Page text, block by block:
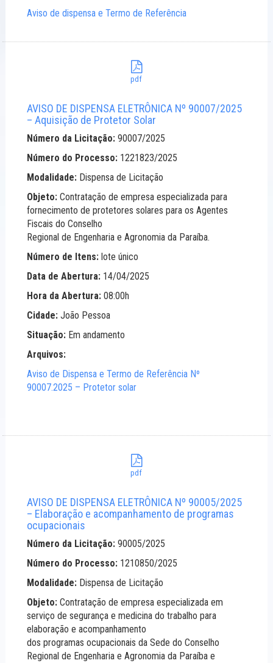
Aviso de dispensa e Termo de Referência
pdf
AVISO DE DISPENSA ELETRÔNICA Nº 90007/2025
– Aquisição de Protetor Solar
Número da Licitação: 90007/2025
Número do Processo: 1221823/2025
Modalidade: Dispensa de Licitação
Objeto: Contratação de empresa especializada para
fornecimento de protetores solares para os Agentes
Fiscais do Conselho
Regional de Engenharia e Agronomia da Paraíba.
Número de Itens: lote único
Data de Abertura: 14/04/2025
Hora da Abertura: 08:00h
Cidade: João Pessoa
Situação: Em andamento
Arquivos:
Aviso de Dispensa e Termo de Referência Nº
90007.2025 – Protetor solar
pdf
AVISO DE DISPENSA ELETRÔNICA Nº 90005/2025
– Elaboração e acompanhamento de programas
ocupacionais
Número da Licitação: 90005/2025
Número do Processo: 1210850/2025
Modalidade: Dispensa de Licitação
Objeto: Contratação de empresa especializada em
serviço de segurança e medicina do trabalho para
elaboração e acompanhamento
dos programas ocupacionais da Sede do Conselho
Regional de Engenharia e Agronomia da Paraíba e